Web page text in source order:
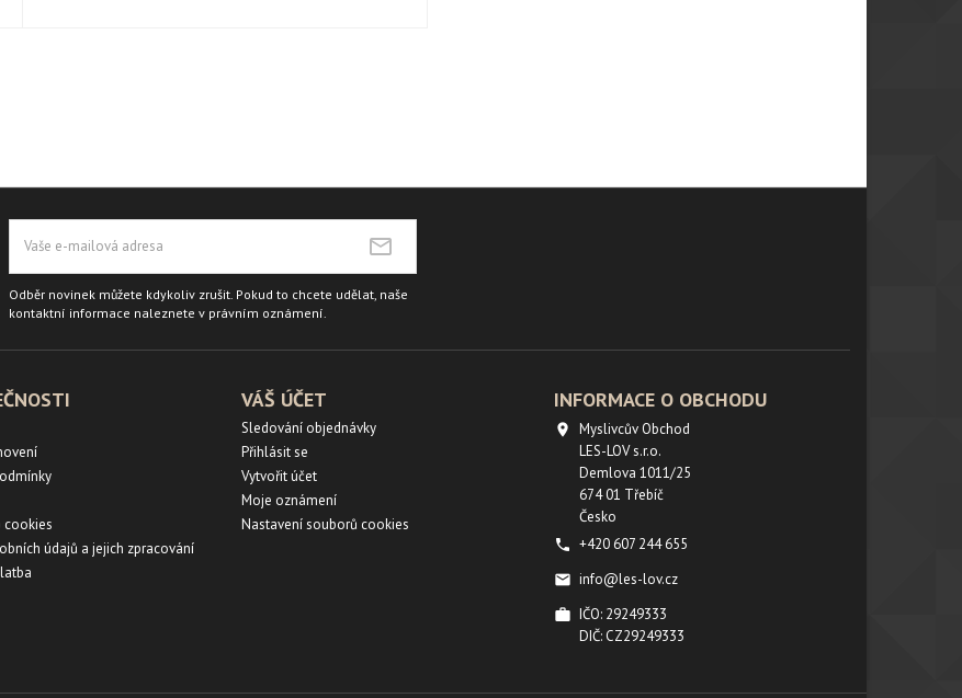
Odběr novinek můžete kdykoliv zrušit. Pokud to chcete udělat, naše
kontaktní informace naleznete v právním oznámení.
cookies
údajů a jejich zpracování
VÁŠ ÚČET
Sledování objednávky
Přihlásit se
Vytvořit účet
Moje oznámení
Nastavení souborů cookies
INFORMACE O OBCHODU

Myslivcův Obchod
LES-LOV s.r.o.
Demlova 1011/25
674 01 Třebíč
Česko
 +420 607 244 655
 info@les-lov.cz
 IČO: 29249333
DIČ: CZ29249333